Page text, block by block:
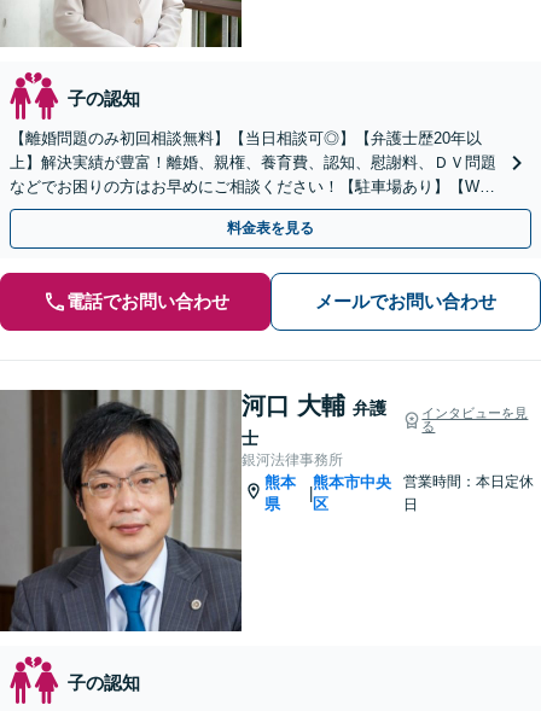
子の認知
【離婚問題のみ初回相談無料】【当日相談可◎】【弁護士歴20年以
上】解決実績が豊富！離婚、親権、養育費、認知、慰謝料、ＤＶ問題
などでお困りの方はお早めにご相談ください！【駐車場あり】【WEB
面談OK】【感謝の声多数】
料金表を見る
電話でお問い合わせ メールでお問い合わせ
河口 大輔 弁護
士
インタビューを見
る
銀河法律事務所
熊本
県
|
熊本市中央
区
営業時間：本日定休
日
子の認知